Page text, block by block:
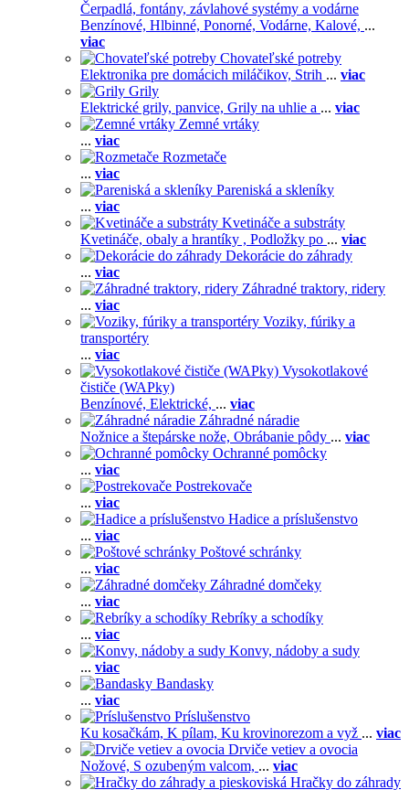
Čerpadlá, fontány, závlahové systémy a vodárne
Benzínové, Hlbinné, Ponorné, Vodárne, Kalové, ...
viac
Chovateľské potreby
Elektronika pre domácich miláčikov, Strih ... viac
Grily
Elektrické grily, panvice, Grily na uhlie a ... viac
Zemné vrtáky
... viac
Rozmetače
... viac
Pareniská a skleníky
... viac
Kvetináče a substráty
Kvetináče, obaly a hrantíky , Podložky po ... viac
Dekorácie do záhrady
... viac
Záhradné traktory, ridery
... viac
Voziky, fúriky a
transportéry
... viac
Vysokotlakové
čističe (WAPky)
Benzínové, Elektrické, ... viac
Záhradné náradie
Nožnice a štepárske nože, Obrábanie pôdy ... viac
Ochranné pomôcky
... viac
Postrekovače
... viac
Hadice a príslušenstvo
... viac
Poštové schránky
... viac
Záhradné domčeky
... viac
Rebríky a schodíky
... viac
Konvy, nádoby a sudy
... viac
Bandasky
... viac
Príslušenstvo
Ku kosačkám, K pílam, Ku krovinorezom a vyž ... viac
Drviče vetiev a ovocia
Nožové, S ozubeným valcom, ... viac
Hračky do záhrady